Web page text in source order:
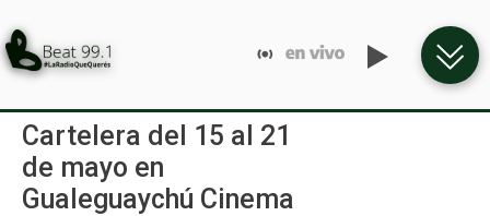
Cartelera del 15 al 21
de mayo en
Gualeguaychú Cinema